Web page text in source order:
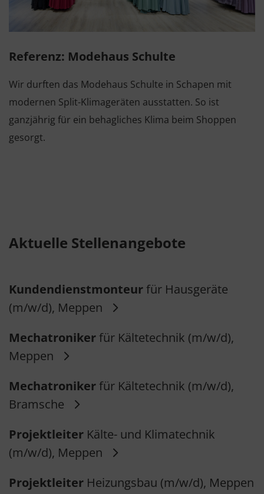
Referenz: Modehaus Schulte
Wir durften das Modehaus Schulte in Schapen mit
modernen Split-Klimageräten ausstatten. So ist
ganzjährig für ein behagliches Klima beim Shoppen
gesorgt.
Aktuelle Stellenangebote
Kundendienstmonteurfür Hausgeräte
(m/w/d), Meppen
Mechatronikerfür Kältetechnik (m/w/d),
Meppen
Mechatronikerfür Kältetechnik (m/w/d),
Bramsche
Projektleiter Kälte- und Klimatechnik
(m/w/d), Meppen
Projektleiter Heizungsbau (m/w/d), Meppen